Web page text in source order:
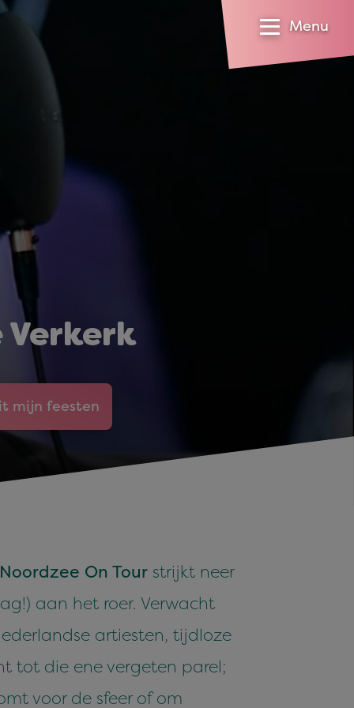
Menu
Verkerk
mijn feesten
On Tour strijkt neer
aan het roer. Verwacht
artiesten, tijdloze
tot die ene vergeten parel;
voor de sfeer of om